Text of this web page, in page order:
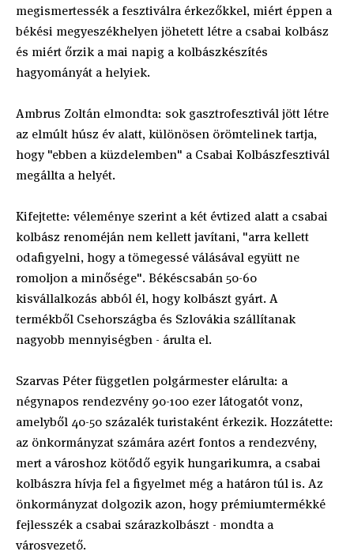
megismertessék a fesztiválra érkezőkkel, miért éppen a
békési megyeszékhelyen jöhetett létre a csabai kolbász
és miért őrzik a mai napig a kolbászkészítés
hagyományát a helyiek.
Ambrus Zoltán elmondta: sok gasztrofesztivál jött létre
az elmúlt húsz év alatt, különösen örömtelinek tartja,
hogy "ebben a küzdelemben" a Csabai Kolbászfesztivál
megállta a helyét.
Kifejtette: véleménye szerint a két évtized alatt a csabai
kolbász renoméján nem kellett javítani, "arra kellett
odafigyelni, hogy a tömegessé válásával együtt ne
romoljon a minősége". Békéscsabán 50-60
kisvállalkozás abból él, hogy kolbászt gyárt. A
termékből Csehországba és Szlovákia szállítanak
nagyobb mennyiségben - árulta el.
Szarvas Péter független polgármester elárulta: a
négynapos rendezvény 90-100 ezer látogatót vonz,
amelyből 40-50 százalék turistaként érkezik. Hozzátette:
az önkormányzat számára azért fontos a rendezvény,
mert a városhoz kötődő egyik hungarikumra, a csabai
kolbászra hívja fel a figyelmet még a határon túl is. Az
önkormányzat dolgozik azon, hogy prémiumtermékké
fejlesszék a csabai szárazkolbászt - mondta a
városvezető.